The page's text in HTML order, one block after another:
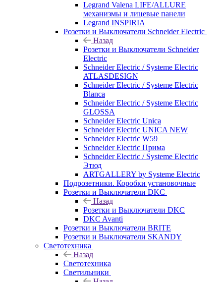
Legrand Valena LIFE/ALLURE
механизмы и лицевые панели
Legrand INSPIRIA
Розетки и Выключатели Schneider Electric
Назад
Розетки и Выключатели Schneider
Electric
Schneider Electric / Systeme Electric
ATLASDESIGN
Schneider Electric / Systeme Electric
Blanca
Schneider Electric / Systeme Electric
GLOSSA
Schneider Electric Unica
Schneider Electric UNICA NEW
Schneider Electric W59
Schneider Electric Прима
Schneider Electric / Systeme Electric
Этюд
ARTGALLERY by Systeme Electric
Подрозетники. Коробки установочные
Розетки и Выключатели DKC
Назад
Розетки и Выключатели DKC
DKC Avanti
Розетки и Выключатели BRITE
Розетки и Выключатели SKANDY
Светотехника
Назад
Светотехника
Светильники